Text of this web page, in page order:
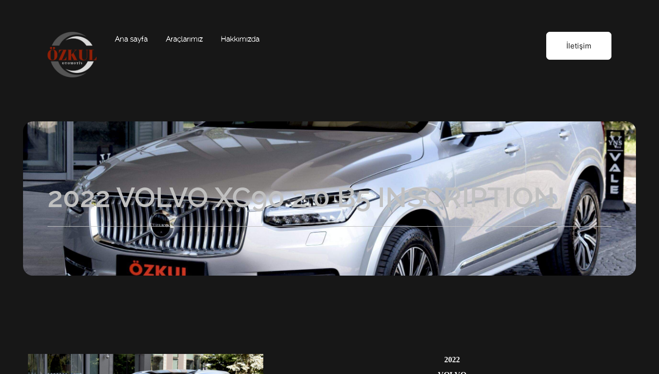
Ana sayfa Araçlarımız Hakkımızda
İletişim
2022 VOLVO XC90 2.0 B5 INSCRIPTION
2022